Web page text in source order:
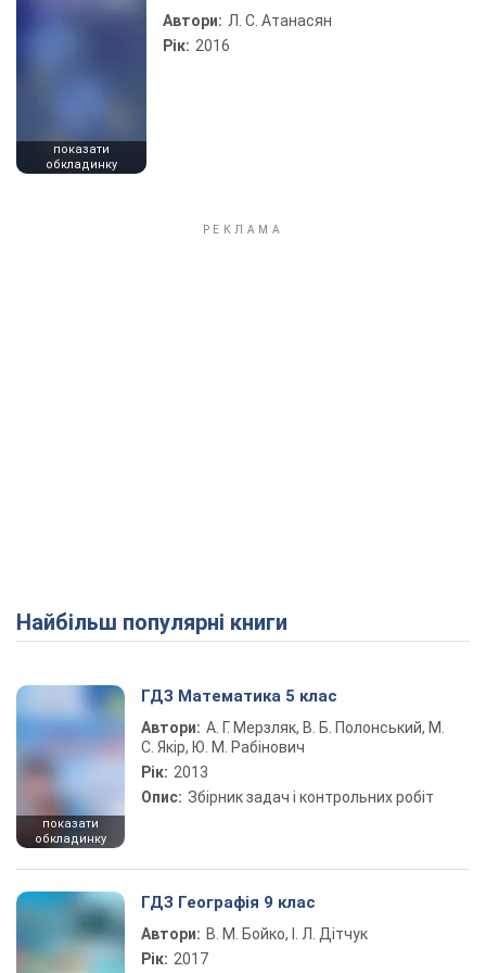
показати
обкладинку
Автори: Л. С. Атанасян
Рік: 2016
Найбільш популярні книги
показати
обкладинку
ГДЗ Математика 5 клас
Автори: А. Г. Мерзляк, В. Б. Полонський, М.
С. Якір, Ю. М. Рабінович
Рік: 2013
Опис: Збірник задач і контрольних робіт
ГДЗ Географія 9 клас
Автори: В. М. Бойко, І. Л. Дітчук
Рік: 2017